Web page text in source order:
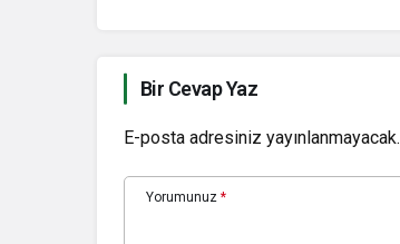
Bir Cevap Yaz
E-posta adresiniz yayınlanmayacak.
Yorumunuz *